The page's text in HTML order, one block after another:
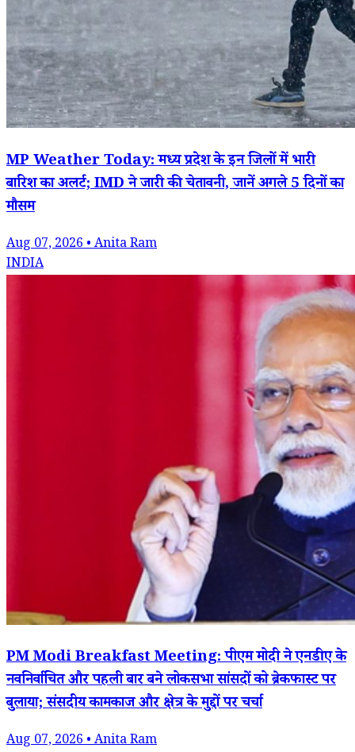
MP Weather Today: मध्य प्रदेश के इन जिलों में भारी
बारिश का अलर्ट; IMD ने जारी की चेतावनी, जानें अगले 5 दिनों का
मौसम
Aug 07, 2026 • Anita Ram
INDIA
PM Modi Breakfast Meeting: पीएम मोदी ने एनडीए के
नवनिर्वाचित और पहली बार बने लोकसभा सांसदों को ब्रेकफास्ट पर
बुलाया; संसदीय कामकाज और क्षेत्र के मुद्दों पर चर्चा
Aug 07, 2026 • Anita Ram